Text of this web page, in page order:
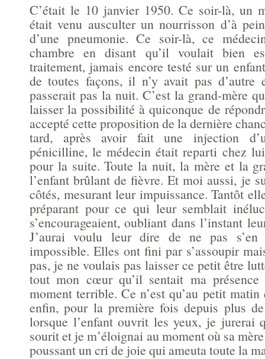
C’était le 10 janvier 1950. Ce soir-là, un
était venu ausculter un nourrisson d’à
d’une pneumonie. Ce soir-là, ce
chambre en disant qu’il voulait bien
traitement, jamais encore testé sur un
de toutes façons, il n’y avait pas
passerait pas la nuit. C’est la grand-mère
laisser la possibilité à quiconque de
accepté cette proposition de la dernière
tard, après avoir fait une injection
pénicilline, le médecin était reparti chez
pour la suite. Toute la nuit, la mère et la
l’enfant brûlant de fièvre. Et moi aussi, je
côtés, mesurant leur impuissance. Tantôt
préparant pour ce qui leur semblait
s’encourageaient, oubliant dans l’instant
J’aurai voulu leur dire de ne pas s’en
impossible. Elles ont fini par s’assoupir
pas, je ne voulais pas laisser ce petit être
tout mon cœur qu’il sentait ma
moment terrible. Ce n’est qu’au petit
enfin, pour la première fois depuis plus
lorsque l’enfant ouvrit les yeux, je jurerai
sourit et je m’éloignai au moment où sa
poussant un cri de joie qui ameuta toute la